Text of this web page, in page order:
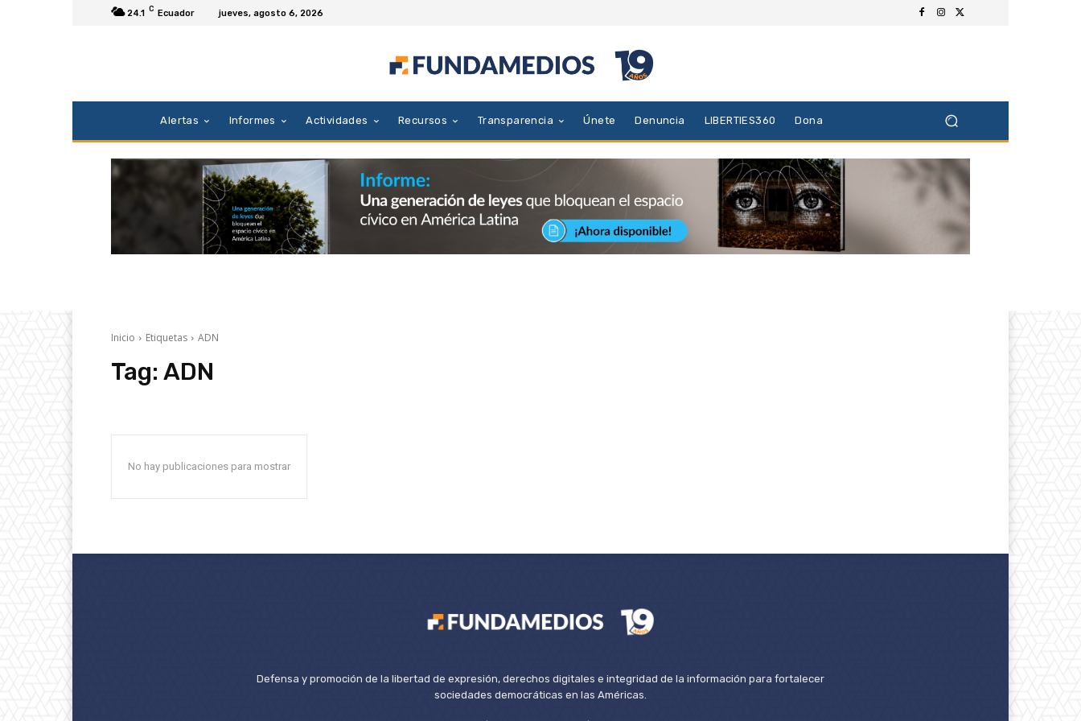
24.1 C Ecuador jueves, agosto 6, 2026
Alertas Informes Actividades Recursos Transparencia Únete Denuncia LIBERTIES360 Dona
Inicio Etiquetas ADN
Tag: ADN
No hay publicaciones para mostrar
Defensa y promoción de la libertad de expresión, derechos digitales e integridad de la información para fortalecer
sociedades democráticas en las Américas.